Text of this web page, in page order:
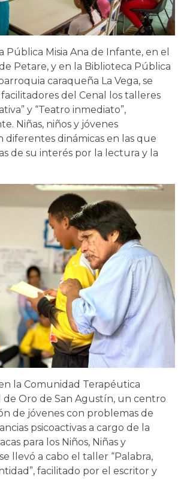
Pública Misia Ana de Infante, en el
Petare, y en la Biblioteca Pública
caraqueña La Vega, se
del Cenal los talleres
y “Teatro inmediato”,
Niñas, niños y jóvenes
diferentes dinámicas en las que
de su interés por la lectura y la
la Comunidad Terapéutica
de Oro de San Agustín, un centro
de jóvenes con problemas de
psicoactivas a cargo de la
para los Niños, Niñas y
llevó a cabo el taller “Palabra,
facilitado por el escritor y